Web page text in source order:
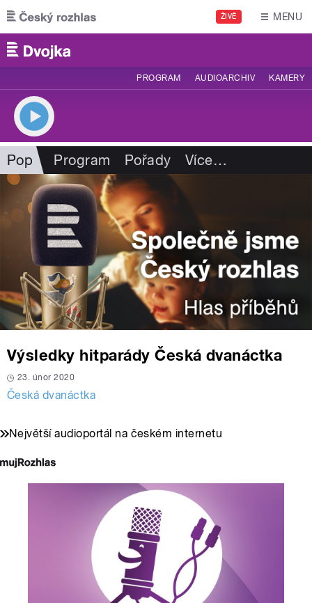
Přejít k hlavnímu obsahu
ŽIVĚ MENU
PROGRAM AUDIOARCHIV KAMERY
Pop Program Pořady Více…
Výsledky hitparády Česká dvanáctka
23. únor 2020
Česká dvanáctka
Největší audioportál na českém internetu